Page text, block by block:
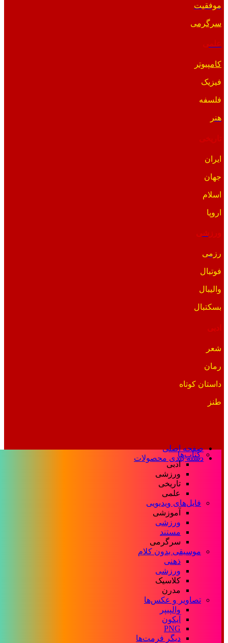
موفقیت
سرگرمی
کامپیوتر
فیزیک
فلسفه
هنر
ایران
جهان
اسلام
اروپا
ورزشی
رزمی
فوتبال
والیبال
بسکتبال
ادبی
شعر
رمان
داستان کوتاه
طنز
صفحه اصلی
دسته بندی محصولات
کتاب‌ها
ادبی
ورزشی
تاریخی
علمی
فایل‌های ویدیویی
آموزشی
ورزشی
مستند
سرگرمی
موسیقی بدون کلام
ذهنی
ورزشی
کلاسیک
مدرن
تصاویر و عکس‌ها
والپیپر
آیکون
PNG
دیگر فرمت‌ها